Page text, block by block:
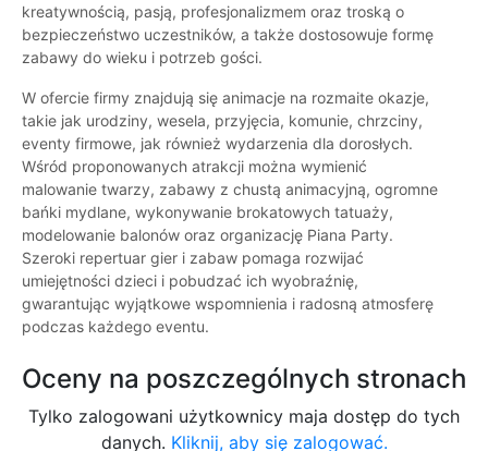
kreatywnością, pasją, profesjonalizmem oraz troską o
bezpieczeństwo uczestników, a także dostosowuje formę
zabawy do wieku i potrzeb gości.
W ofercie firmy znajdują się animacje na rozmaite okazje,
takie jak urodziny, wesela, przyjęcia, komunie, chrzciny,
eventy firmowe, jak również wydarzenia dla dorosłych.
Wśród proponowanych atrakcji można wymienić
malowanie twarzy, zabawy z chustą animacyjną, ogromne
bańki mydlane, wykonywanie brokatowych tatuaży,
modelowanie balonów oraz organizację Piana Party.
Szeroki repertuar gier i zabaw pomaga rozwijać
umiejętności dzieci i pobudzać ich wyobraźnię,
gwarantując wyjątkowe wspomnienia i radosną atmosferę
podczas każdego eventu.
Oceny na poszczególnych stronach
Tylko zalogowani użytkownicy maja dostęp do tych
danych. Kliknij, aby się zalogować.